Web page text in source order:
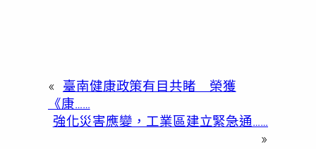
« 臺南健康政策有目共睹 榮獲
《康……
強化災害應變，工業區建立緊急通……
»